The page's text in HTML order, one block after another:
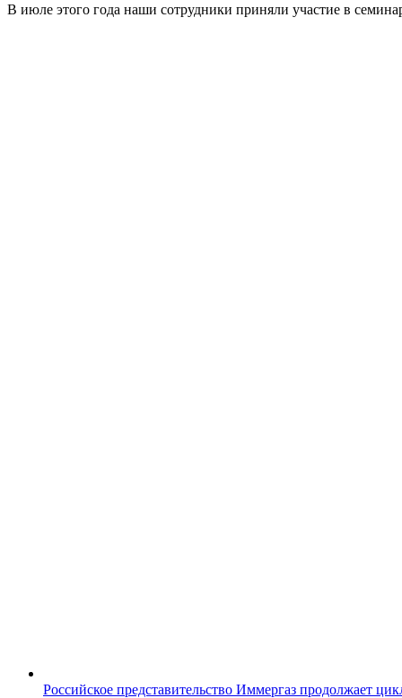
В июле этого года наши сотрудники приняли участие в
Российское представительство Иммергаз продолжает